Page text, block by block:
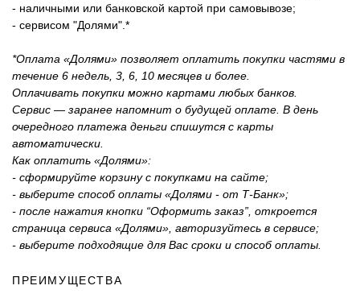
- наличными или банковской картой при самовывозе;
- сервисом "Долями".*
*Оплата «Долями» позволяет оплатить покупки частями в
течение 6 недель, 3, 6, 10 месяцев и более.
Оплачивать покупки можно картами любых банков.
Сервис — заранее напомнит о будущей оплате. В день
очередного платежа деньги спишутся с карты
автоматически.
Как оплатить «Долями»:
- сформируйте корзину с покупками на сайте;
- выберите способ оплаты «Долями - от Т-Банк»;
- после нажатия кнопки “Оформить заказ”, откроется
страница сервиса «Долями», авторизуйтесь в сервисе;
- выберите подходящие для Вас сроки и способ оплаты.
ПРЕИМУЩЕСТВА